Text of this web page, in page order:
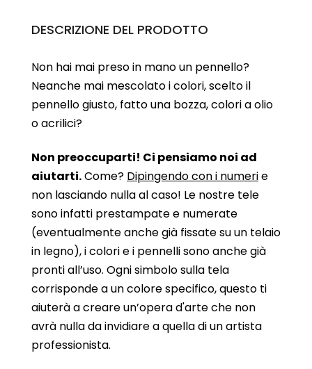
DESCRIZIONE DEL PRODOTTO
Non hai mai preso in mano un pennello?
Neanche mai mescolato i colori, scelto il
pennello giusto, fatto una bozza, colori a olio
o acrilici?
Non preoccuparti! Ci pensiamo noi ad
aiutarti.Come? Dipingendo con i numerie
non lasciando nulla al caso! Le nostre tele
sono infatti prestampate e numerate
(eventualmente anche già fissate su un telaio
in legno), i colori e i pennelli sono anche già
pronti all’uso. Ogni simbolo sulla tela
corrisponde a un colore specifico, questo ti
aiuterà a creare un’opera d'arte che non
avrà nulla da invidiare a quella di un artista
professionista.